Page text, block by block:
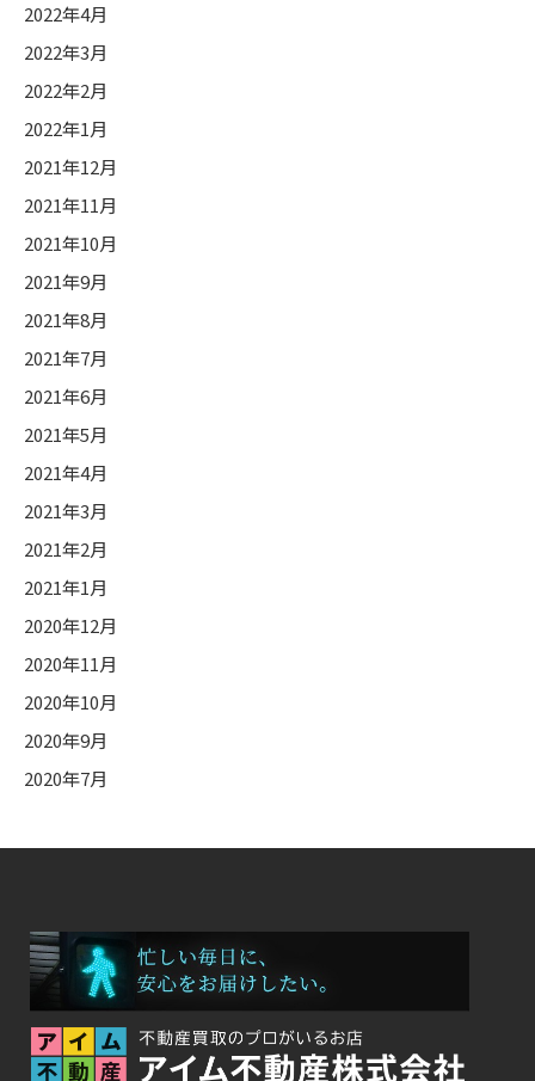
2022年4月
2022年3月
2022年2月
2022年1月
2021年12月
2021年11月
2021年10月
2021年9月
2021年8月
2021年7月
2021年6月
2021年5月
2021年4月
2021年3月
2021年2月
2021年1月
2020年12月
2020年11月
2020年10月
2020年9月
2020年7月